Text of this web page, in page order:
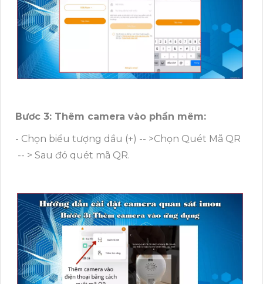
Bươc 3: Thêm camera vào phần mêm:
- Chọn biểu tượng dầu (+) -- >Chọn Quét Mã QR
-- > Sau đó quét mã QR.